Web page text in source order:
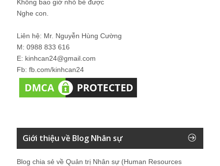
Không bao giờ nhỏ bé được
Nghe con.
Liên hệ: Mr. Nguyễn Hùng Cường
M: 0988 833 616
E: kinhcan24@gmail.com
Fb: fb.com/kinhcan24
Giới thiệu về Blog Nhân sự
Blog chia sẻ về Quản trị Nhân sự (Human Resources